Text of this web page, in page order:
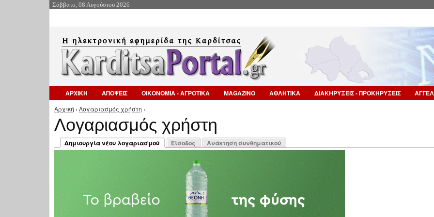
Σάββατο, 08 Αυγούστου 2026
ΑΡΧΙΚΗ ΑΠΟΨΕΙΣ ΟΙΚΟΝΟΜΙΑ - ΑΓΡΟΤΙΚΑ MAGAZINO ΑΘΛΗΤΙΚΑ ΔΙΑΚΗΡΥΞΕΙΣ - ΠΡΟΚΗΡΥΞΕΙΣ
Είστε εδώ
Αρχική › Λογαριασμός χρήστη ›
Λογαριασμός χρήστη
Πρωτεύουσες καρτέλες
Δημιουργία νέου λογαριασμού
(ενεργή καρτέλα)
Είσοδος Ανάκτηση συνθηματικού